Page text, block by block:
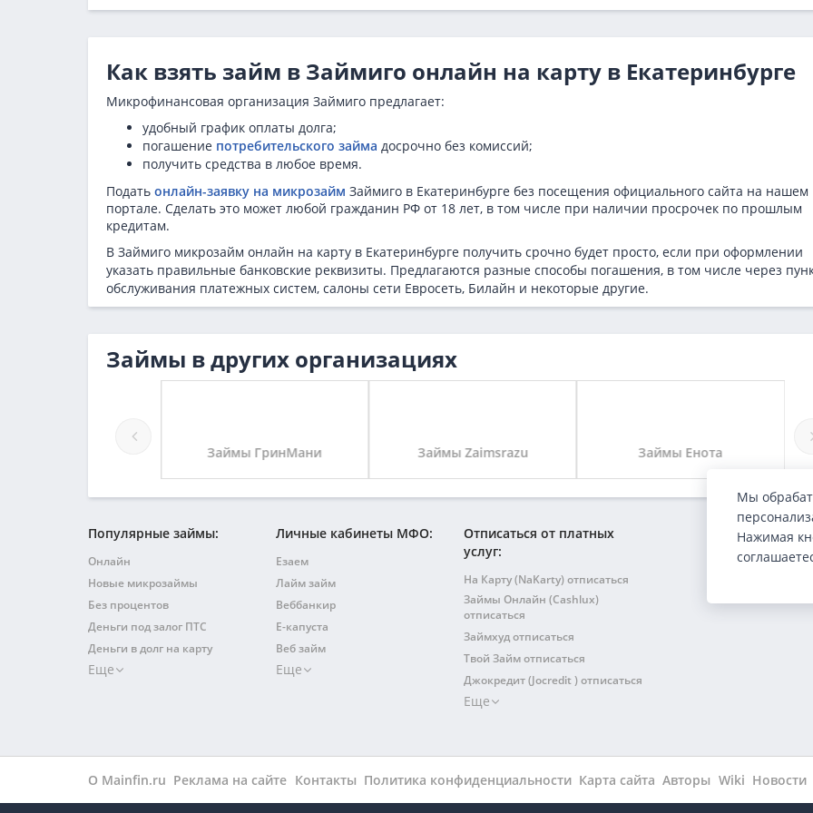
Как взять займ в Займиго онлайн на карту в Екатеринбурге
Микрофинансовая организация Займиго предлагает:
удобный график оплаты долга;
погашение потребительского займа досрочно без комиссий;
получить средства в любое время.
Подать онлайн-заявку на микрозайм Займиго в Екатеринбурге без посещения официального сайта на нашем
портале. Сделать это может любой гражданин РФ от 18 лет, в том числе при наличии просрочек по прошлым
кредитам.
В Займиго микрозайм онлайн на карту в Екатеринбурге получить срочно будет просто, если при оформлении
указать правильные банковские реквизиты. Предлагаются разные способы погашения, в том числе через
обслуживания платежных систем, салоны сети Евросеть, Билайн и некоторые другие.
Займы в других организациях
Займы ГринМани Займы Zaimsrazu Займы Енота
Популярные займы:
Онлайн
Новые микрозаймы
Без процентов
Деньги под залог ПТС
Деньги в долг на карту
Быстрый на карту
Без поручителей
На Киви
По паспорту
Еще
Личные кабинеты МФО:
Езаем
Лайм займ
Веббанкир
Е-капуста
Веб займ
Займер
Финтерра
Кредит плюс
Займиго
Еще
Отписаться от платных
услуг:
На Карту (NaKarty) отписаться
Займы Онлайн (Cashlux)
отписаться
Займхуд отписаться
Твой Займ отписаться
Джокредит (Jocredit ) отписаться
Т-заем отписаться
Ноль процентов отписаться
Еще
О Mainfin.ru Реклама на сайте Контакты Политика конфиденциальности Карта сайта Авторы Wiki Новости
Мы
Нажимая